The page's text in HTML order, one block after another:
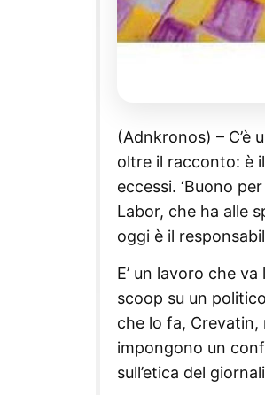
(Adnkronos) –
oltre il racconto: è
eccessi. ‘Buono
Labor, che ha alle
oggi è il
E’ un lavoro che
scoop su un
che lo fa,
impongono un
sull’etica del